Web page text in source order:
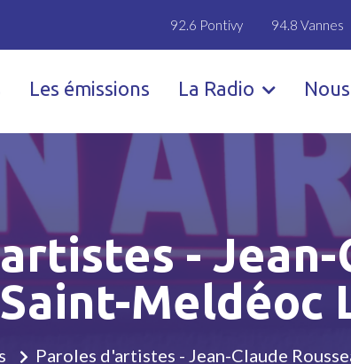
92.6 Pontivy 94.8 Vannes
Les émissions La Radio
- Jean-
Meldéoc
Paroles d'artistes - Jean-Claude